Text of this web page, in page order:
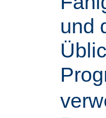
und